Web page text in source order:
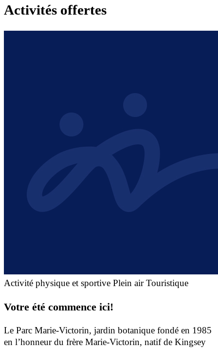
Activités offertes
Activité physique et sportive Plein air Touristique
Votre été commence ici!
Le Parc Marie-Victorin, jardin botanique fondé en 1985
en l’honneur du frère Marie-Victorin, natif de Kingsey